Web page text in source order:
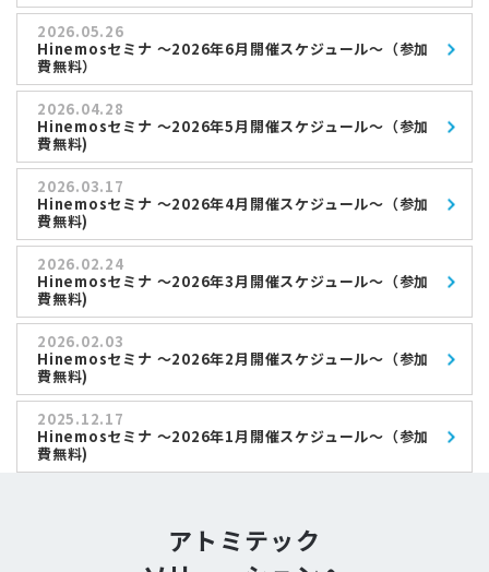
2026.05.26
Hinemosセミナ ～2026年6月開催スケジュール～（参加
費無料）
2026.04.28
Hinemosセミナ ～2026年5月開催スケジュール～（参加
費無料)
2026.03.17
Hinemosセミナ ～2026年4月開催スケジュール～（参加
費無料)
2026.02.24
Hinemosセミナ ～2026年3月開催スケジュール～（参加
費無料)
2026.02.03
Hinemosセミナ ～2026年2月開催スケジュール～（参加
費無料)
2025.12.17
Hinemosセミナ ～2026年1月開催スケジュール～（参加
費無料)
アトミテック